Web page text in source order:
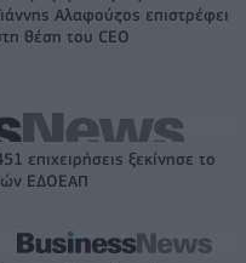
Αλαφούζος επιστρέφει
θέση του CEO
επιχειρήσεις ξεκίνησε το
ΕΔΟΕΑΠ